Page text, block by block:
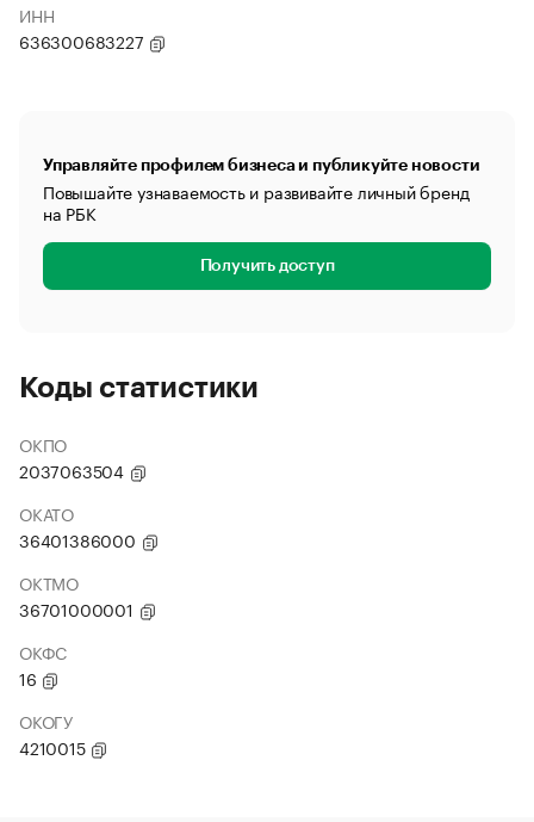
ИНН
636300683227
Управляйте профилем бизнеса и публикуйте новости
Повышайте узнаваемость и развивайте личный бренд
на РБК
Получить доступ
Коды статистики
ОКПО
2037063504
ОКАТО
36401386000
ОКТМО
36701000001
ОКФС
16
ОКОГУ
4210015